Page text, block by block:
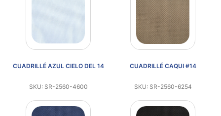
CUADRILLÉ AZUL CIELO DEL 14
SKU: SR-2560-4600
CUADRILLÉ CAQUI #14
SKU: SR-2560-6254